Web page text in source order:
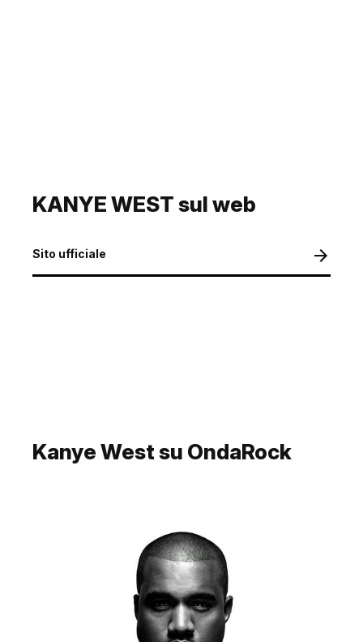
KANYE WEST sul web
Sito ufficiale
Kanye West su OndaRock